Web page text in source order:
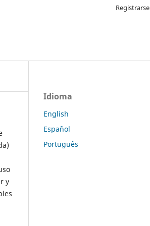
Registrarse
y
Idioma
English
Español
Português